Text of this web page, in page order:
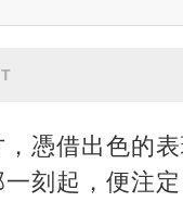
憑借出色的
刻起，便注